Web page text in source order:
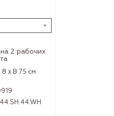
2 рабочих
x В 75 см